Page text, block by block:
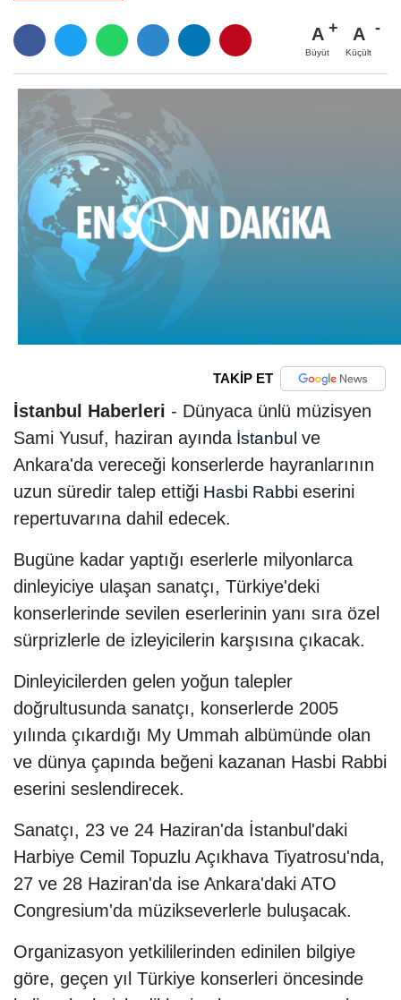
A
Büyüt
A
Küçült
TAKİP ET
İstanbul Haberleri - Dünyaca ünlü müzisyen
Sami Yusuf, haziran ayında İstanbul ve
Ankara'da vereceği konserlerde hayranlarının
uzun süredir talep ettiği Hasbi Rabbi eserini
repertuvarına dahil edecek.
Bugüne kadar yaptığı eserlerle milyonlarca
dinleyiciye ulaşan sanatçı, Türkiye'deki
konserlerinde sevilen eserlerinin yanı sıra özel
sürprizlerle de izleyicilerin karşısına çıkacak.
Dinleyicilerden gelen yoğun talepler
doğrultusunda sanatçı, konserlerde 2005
yılında çıkardığı My Ummah albümünde olan
ve dünya çapında beğeni kazanan Hasbi Rabbi
eserini seslendirecek.
Sanatçı, 23 ve 24 Haziran'da İstanbul'daki
Harbiye Cemil Topuzlu Açıkhava Tiyatrosu'nda,
27 ve 28 Haziran'da ise Ankara'daki ATO
Congresium'da müzikseverlerle buluşacak.
Organizasyon yetkililerinden edinilen bilgiye
göre, geçen yıl Türkiye konserleri öncesinde